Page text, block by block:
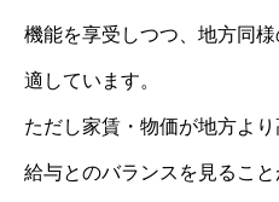
機能を享受しつつ、地方同
適しています。
ただし家賃・物価が地方よ
給与とのバランスを見ること